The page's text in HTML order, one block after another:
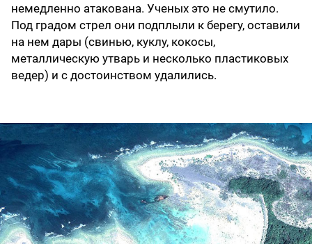
немедленно атакована. Ученых это не смутило.
Под градом стрел они подплыли к берегу, оставили
на нем дары (свинью, куклу, кокосы,
металлическую утварь и несколько пластиковых
ведер) и с достоинством удалились.